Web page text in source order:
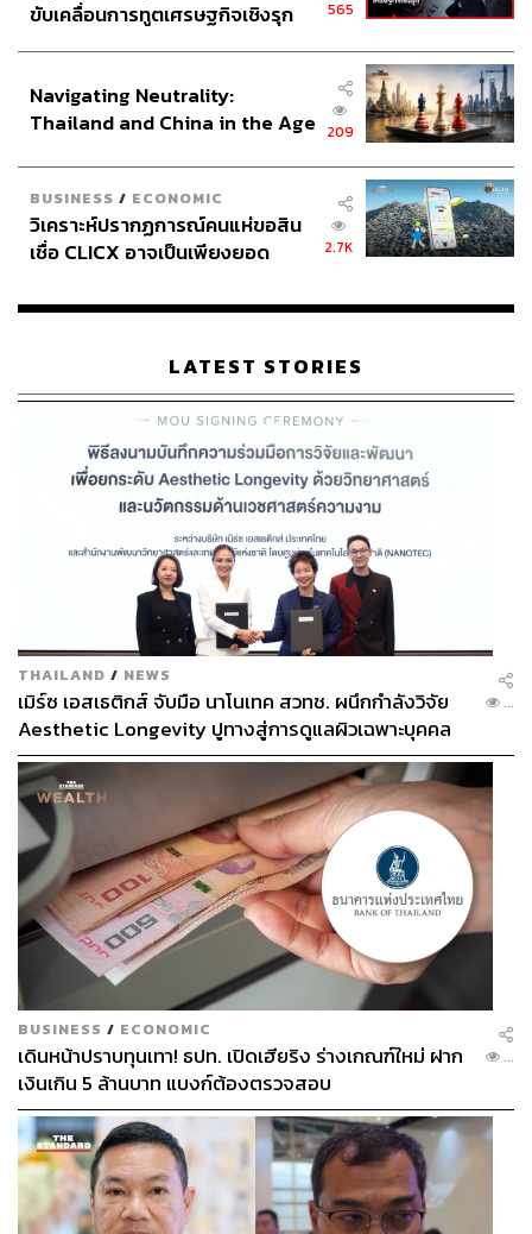
ขับเคลื่อนการทูตเศรษฐกิจเชิงรุก
565
Navigating Neutrality:
Thailand and China in the Age
209
BUSINESS / ECONOMIC
วิเคราะห์ปรากฏการณ์คนแห่ขอสิน
เชื่อ CLICX อาจเป็นเพียงยอด
เรือนไทยที่ถูกซุกไว้
2.7K
LATEST STORIES
THAILAND / NEWS
เมิร์ซ เอสเธติกส์ จับมือ นาโนเทค สวทช. ผนึกกำลังวิจัย
Aesthetic Longevity ปูทางสู่การดูแลผิวเฉพาะบุคคล
[PR NEWS]
...
BUSINESS / ECONOMIC
เดินหน้าปราบทุนเทา! ธปท. เปิดเฮียริง ร่างเกณฑ์ใหม่ ฝาก
เงินเกิน 5 ล้านบาท แบงก์ต้องตรวจสอบ
...